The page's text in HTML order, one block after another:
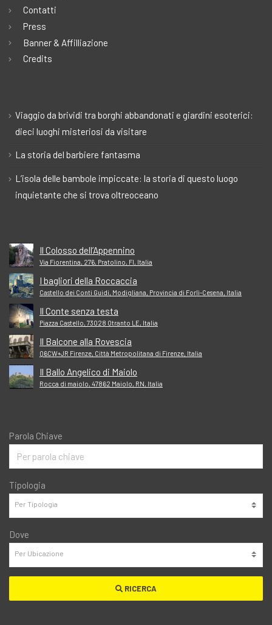
Contatti
Press
Banner & Affilliazione
Credits
Viaggio da brividi tra borghi abbandonati e giardini esoterici:
dieci luoghi misteriosi da visitare
La storia del barbiere fantasma
L’isola delle bambole impiccate: la storia di questo luogo
inquietante che si trova oltreoceano
Il Colosso dell’Appennino
Via Fiorentina, 276, Pratolino, FI, Italia
I bagliori della Roccaccia
Castello dei Conti Guidi, Modigliana, Provincia di Forlì-Cesena, Italia
Il Conte senza testa
Piazza Castello, 73028 Otranto LE, Italia
Il Balcone alla Rovescia
Q6CW+JR Firenze, Città Metropolitana di Firenze, Italia
Il Ballo Angelico di Maiolo
Rocca di maiolo, 47862 Maiolo, RN, Italia
Parola Chiave
Tipologia
Dove
RICERCA